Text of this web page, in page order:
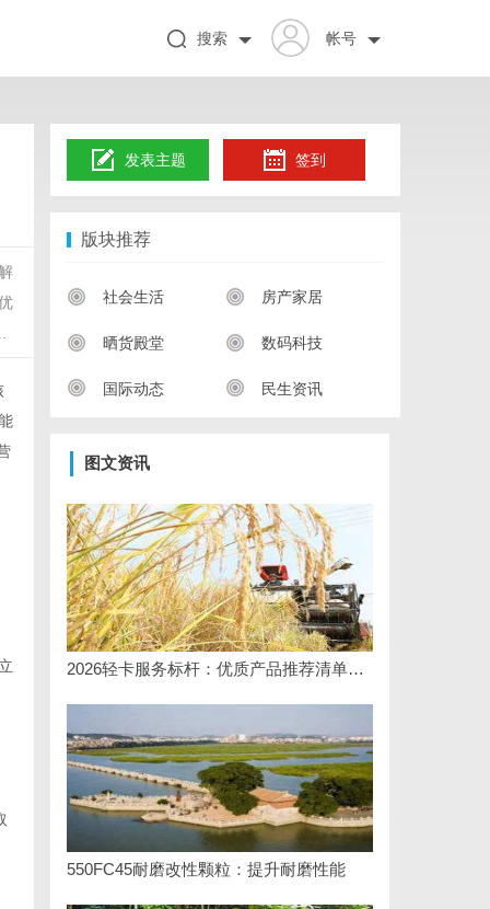
帐号
搜索
发表主题 签到
版块推荐
社会生活 房产家居
晒货殿堂 数码科技
国际动态 民生资讯
图文资讯
2026轻卡服务标杆：优质产品推荐清单与选型全指南
550FC45耐磨改性颗粒：提升耐磨性能